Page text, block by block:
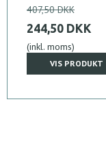
407,50 DKK
244,50 DKK
(inkl. moms)
VIS PRODUKT